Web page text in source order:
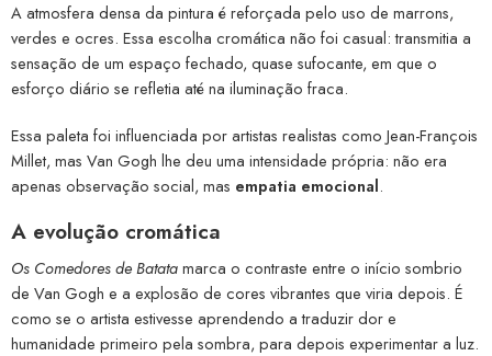
A atmosfera densa da pintura é reforçada pelo uso de marrons,
verdes e ocres. Essa escolha cromática não foi casual: transmitia a
sensação de um espaço fechado, quase sufocante, em que o
esforço diário se refletia até na iluminação fraca.
Essa paleta foi influenciada por artistas realistas como Jean-François
Millet, mas Van Gogh lhe deu uma intensidade própria: não era
apenas observação social, mas empatia emocional.
A evolução cromática
Os Comedores de Batatamarca o contraste entre o início sombrio
de Van Gogh e a explosão de cores vibrantes que viria depois. É
como se o artista estivesse aprendendo a traduzir dor e
humanidade primeiro pela sombra, para depois experimentar a luz.